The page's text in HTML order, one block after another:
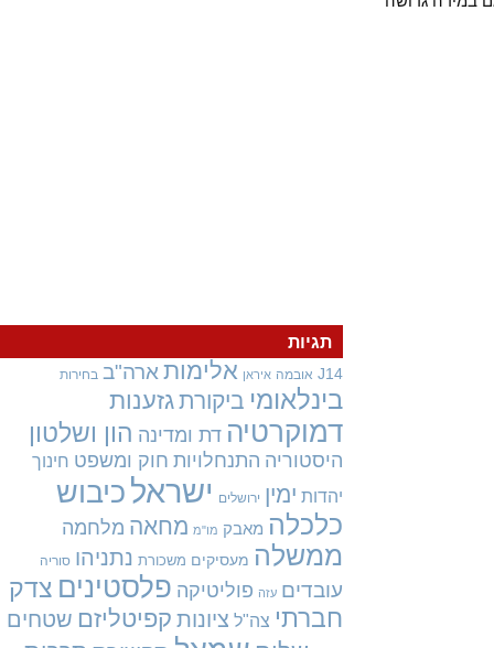
תגיות
J14 אובמה איראן אלימות ארה"ב בחירות
בינלאומיביקורתגזענות
דמוקרטיה דת ומדינההון ושלטון
היסטוריה התנחלויות חוק ומשפט חינוך
יהדות ימין ירושלים ישראלכיבוש
כלכלה מאבק מו"מ מחאהמלחמה
ממשלה מעסיקים משכורת נתניהו סוריה
עובדים עזה פוליטיקה פלסטיניםצדק
חברתי צה"ל ציונותקפיטליזםשטחים